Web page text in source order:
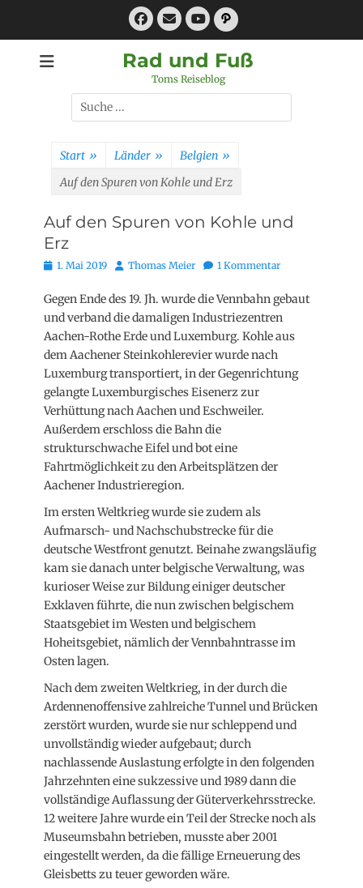
Facebook
E-
MailYouTube
Pfad
Rad und Fuß
Toms Reiseblog
Suchen
nach:
Start » Länder » Belgien »
Auf den Spuren von Kohle und Erz
Auf den Spuren von Kohle und
Erz
Posted
1. Mai 2019 AutorThomas Meier 1 Kommentar
Gegen Ende des 19. Jh. wurde die Vennbahn gebaut
und verband die damaligen Industriezentren
Aachen-Rothe Erde und Luxemburg. Kohle aus
dem Aachener Steinkohlerevier wurde nach
Luxemburg transportiert, in der Gegenrichtung
gelangte Luxemburgisches Eisenerz zur
Verhüttung nach Aachen und Eschweiler.
Außerdem erschloss die Bahn die
strukturschwache Eifel und bot eine
Fahrtmöglichkeit zu den Arbeitsplätzen der
Aachener Industrieregion.
Im ersten Weltkrieg wurde sie zudem als
Aufmarsch- und Nachschubstrecke für die
deutsche Westfront genutzt. Beinahe zwangsläufig
kam sie danach unter belgische Verwaltung, was
kurioser Weise zur Bildung einiger deutscher
Exklaven führte, die nun zwischen belgischem
Staatsgebiet im Westen und belgischem
Hoheitsgebiet, nämlich der Vennbahntrasse im
Osten lagen.
Nach dem zweiten Weltkrieg, in der durch die
Ardennenoffensive zahlreiche Tunnel und Brücken
zerstört wurden, wurde sie nur schleppend und
unvollständig wieder aufgebaut; durch
nachlassende Auslastung erfolgte in den folgenden
Jahrzehnten eine sukzessive und 1989 dann die
vollständige Auflassung der Güterverkehrsstrecke.
12 weitere Jahre wurde ein Teil der Strecke noch als
Museumsbahn betrieben, musste aber 2001
eingestellt werden, da die fällige Erneuerung des
Gleisbetts zu teuer geworden wäre.